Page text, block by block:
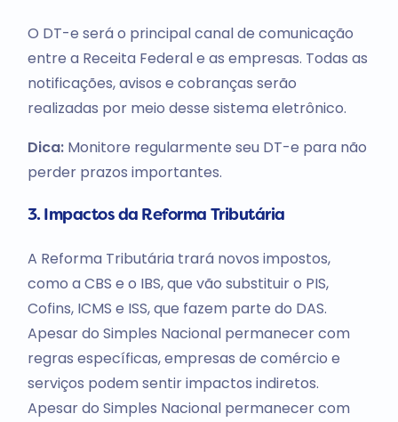
O DT-e será o principal canal de comunicação
entre a Receita Federal e as empresas. Todas as
notificações, avisos e cobranças serão
realizadas por meio desse sistema eletrônico.
Dica:Monitore regularmente seu DT-e para não
perder prazos importantes.
3. Impactos da Reforma Tributária
A Reforma Tributária trará novos impostos,
como a CBS e o IBS, que vão substituir o PIS,
Cofins, ICMS e ISS, que fazem parte do DAS.
Apesar do Simples Nacional permanecer com
regras específicas, empresas de comércio e
serviços podem sentir impactos indiretos.
Apesar do Simples Nacional permanecer com